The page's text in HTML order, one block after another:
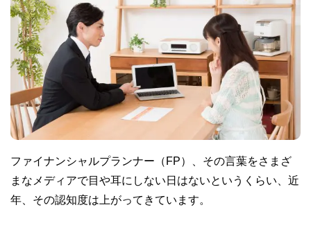
ファイナンシャルプランナー（FP）、その言葉をさまざ
まなメディアで目や耳にしない日はないというくらい、近
年、その認知度は上がってきています。